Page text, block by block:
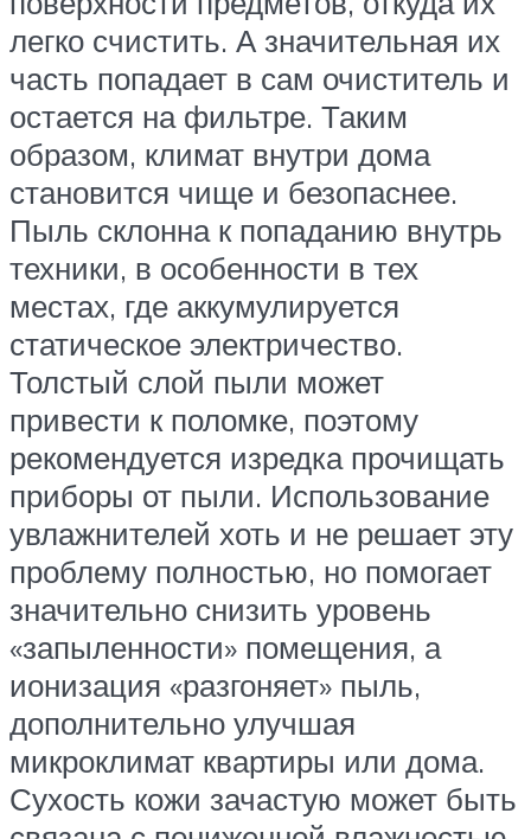
легко счистить. А значительная их
часть попадает в сам очиститель и
остается на фильтре. Таким
образом, климат внутри дома
становится чище и безопаснее.
Пыль склонна к попаданию внутрь
техники, в особенности в тех
местах, где аккумулируется
статическое электричество.
Толстый слой пыли может
привести к поломке, поэтому
рекомендуется изредка прочищать
приборы от пыли. Использование
увлажнителей хоть и не решает эту
проблему полностью, но помогает
значительно снизить уровень
«запыленности» помещения, а
ионизация «разгоняет» пыль,
дополнительно улучшая
микроклимат квартиры или дома.
Сухость кожи зачастую может быть